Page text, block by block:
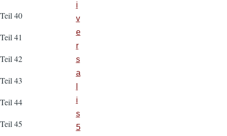
Teil 40
Teil 41
Teil 42
Teil 43
Teil 44
Teil 45
i
v
e
r
s
a
i
s
5